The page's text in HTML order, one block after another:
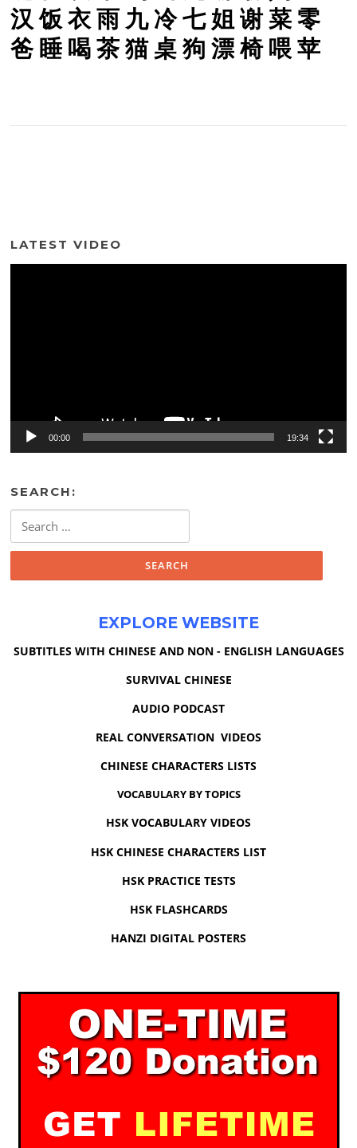
汉 饭 衣 雨 九 冷 七 姐 谢 菜 零
爸 睡 喝 茶 猫 桌 狗 漂 椅 喂 苹
LATEST VIDEO
00:00 19:34
SEARCH:
for:
EXPLORE WEBSITE
SUBTITLES WITH CHINESE AND NON - ENGLISH LANGUAGES
SURVIVAL CHINESE
AUDIO PODCAST
REAL CONVERSATION VIDEOS
CHINESE CHARACTERS LISTS
VOCABULARY BY TOPICS
HSK VOCABULARY VIDEOS
HSK CHINESE CHARACTERS LIST
HSK PRACTICE TESTS
HSK FLASHCARDS
HANZI DIGITAL POSTERS